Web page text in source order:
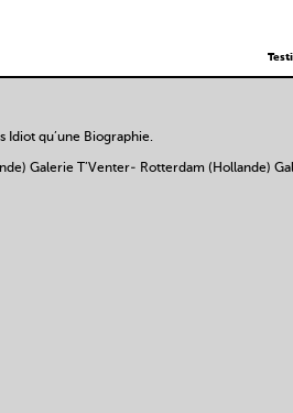
Idiot qu’une Biographie.
Galerie T’Venter- Rotterdam (Hollande)